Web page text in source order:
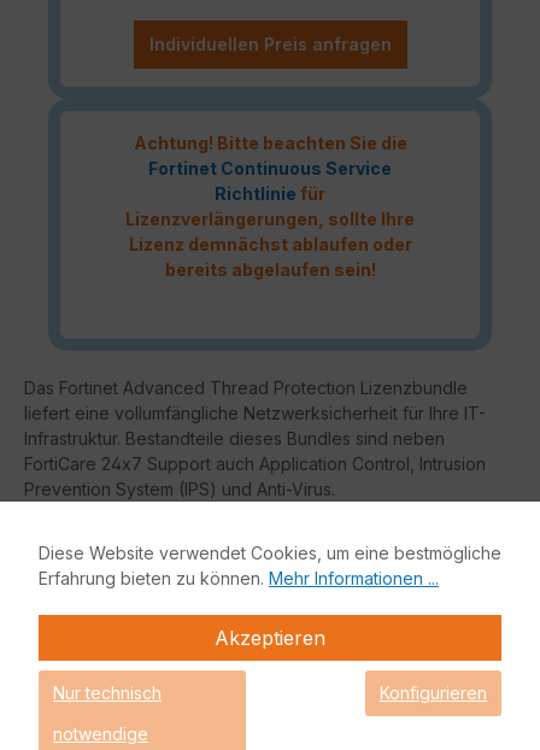
Individuellen Preis anfragen
Achtung! Bitte beachten Sie die
Fortinet Continuous Service
Richtlinie für
Lizenzverlängerungen, sollte Ihre
Lizenz demnächst ablaufen oder
bereits abgelaufen sein!
Das Fortinet Advanced Thread Protection Lizenzbundle
liefert eine vollumfängliche Netzwerksicherheit für Ihre IT-
Infrastruktur. Bestandteile dieses Bundles sind neben
FortiCare 24x7 Support auch Application Control, Intrusion
Prevention System (IPS) und Anti-Virus.
Enterprise Protection
Unified Threat Protection (UTP)
Protection (ATP)
Grundfunktio
Diese Website verwendet Cookies, um eine bestmögliche
Erfahrung bieten zu können. Mehr Informationen ...
Akzeptieren
Nur technisch
notwendige
Konfigurieren